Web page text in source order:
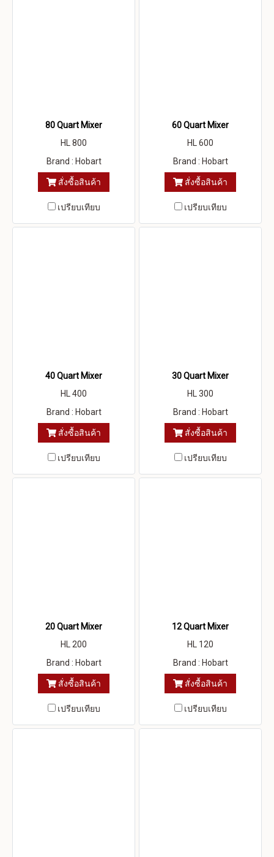
80 Quart Mixer
HL 800
Brand : Hobart
สั่งซื้อสินค้า
เปรียบเทียบ
60 Quart Mixer
HL 600
Brand : Hobart
สั่งซื้อสินค้า
เปรียบเทียบ
40 Quart Mixer
HL 400
Brand : Hobart
สั่งซื้อสินค้า
เปรียบเทียบ
30 Quart Mixer
HL 300
Brand : Hobart
สั่งซื้อสินค้า
เปรียบเทียบ
20 Quart Mixer
HL 200
Brand : Hobart
สั่งซื้อสินค้า
เปรียบเทียบ
12 Quart Mixer
HL 120
Brand : Hobart
สั่งซื้อสินค้า
เปรียบเทียบ